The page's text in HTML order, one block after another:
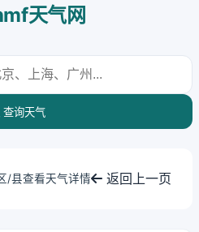
天气网
查询天气
/县查看天气详情 返回上一页